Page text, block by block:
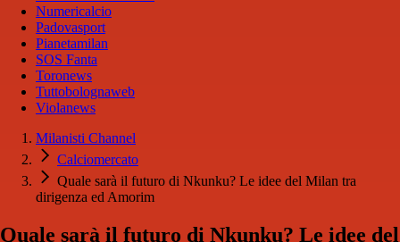
Numericalcio
Padovasport
Pianetamilan
SOS Fanta
Toronews
Tuttobolognaweb
Violanews
Milanisti Channel
Calciomercato
Quale sarà il futuro di Nkunku? Le idee del Milan tra
dirigenza ed Amorim
Quale sarà il futuro di Nkunku? Le idee del